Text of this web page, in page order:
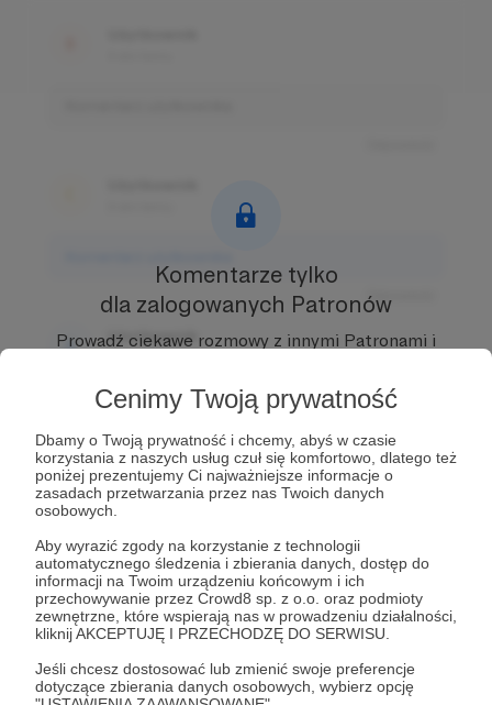
Cenimy Twoją prywatność
Dbamy o Twoją prywatność i chcemy, abyś w czasie
korzystania z naszych usług czuł się komfortowo, dlatego też
poniżej prezentujemy Ci najważniejsze informacje o
zasadach przetwarzania przez nas Twoich danych
osobowych.
Aby wyrazić zgody na korzystanie z technologii
automatycznego śledzenia i zbierania danych, dostęp do
informacji na Twoim urządzeniu końcowym i ich
przechowywanie przez Crowd8 sp. z o.o. oraz podmioty
zewnętrzne, które wspierają nas w prowadzeniu działalności,
kliknij AKCEPTUJĘ I PRZECHODZĘ DO SERWISU.
Jeśli chcesz dostosować lub zmienić swoje preferencje
dotyczące zbierania danych osobowych, wybierz opcję
Odpowiedz
Użytkownik
Komentarz użytkownika
Odpowiedz
Użytkownik
3 dni temu
Komentarz użytkownika
Odpowiedz
Komentarze tylko
dla zalogowanych Patronów
Prowadź ciekawe rozmowy z innymi Patronami i
Zostań Patronem